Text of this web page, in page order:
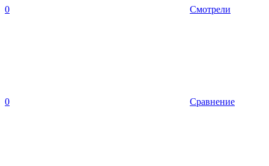
0 Смотрели
0 Сравнение